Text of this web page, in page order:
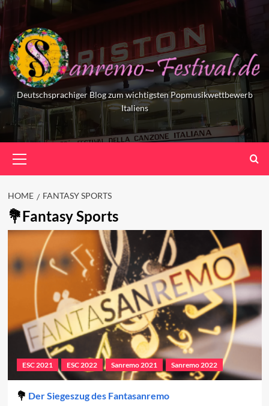
Skip
to
content
Deutschsprachiger Blog zum wichtigsten Popmusikwettbewerb
Italiens
Menu
HOME FANTASY SPORTS
Fantasy Sports
ESC 2021 ESC 2022 Sanremo 2021 Sanremo 2022
Der Siegeszug des Fantasanremo